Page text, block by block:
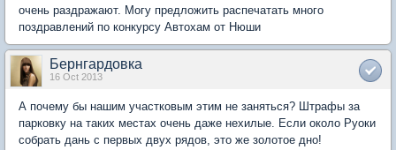
очень раздражают. Могу предложить распечатать много
поздравлений по конкурсу Автохам от Нюши
Бернгардовка
16 Oct 2013
А почему бы нашим участковым этим не заняться? Штрафы за
парковку на таких местах очень даже нехилые. Если около Руоки
собрать дань с первых двух рядов, это же золотое дно!